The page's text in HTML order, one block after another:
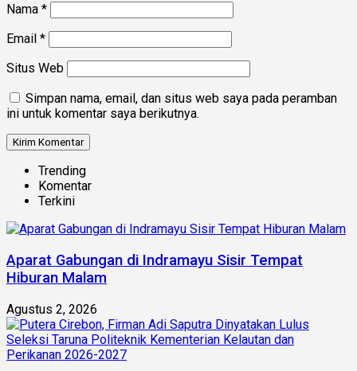
Nama *
Email *
Situs Web
Simpan nama, email, dan situs web saya pada peramban
ini untuk komentar saya berikutnya.
Trending
Komentar
Terkini
Aparat Gabungan di Indramayu Sisir Tempat
Hiburan Malam
Agustus 2, 2026